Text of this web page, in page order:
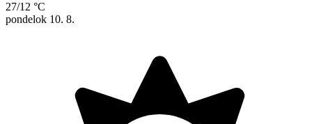
27/12 °C
pondelok 10. 8.